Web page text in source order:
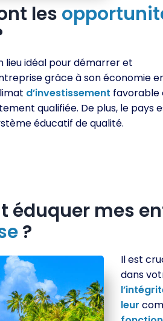
les
lieu idéal pour démarrer et
grâce à son économie
d’investissement favorable
qualifiée. De plus, le pays
éducatif de qualité.
éduquer mes
?
Il est
dans
leur